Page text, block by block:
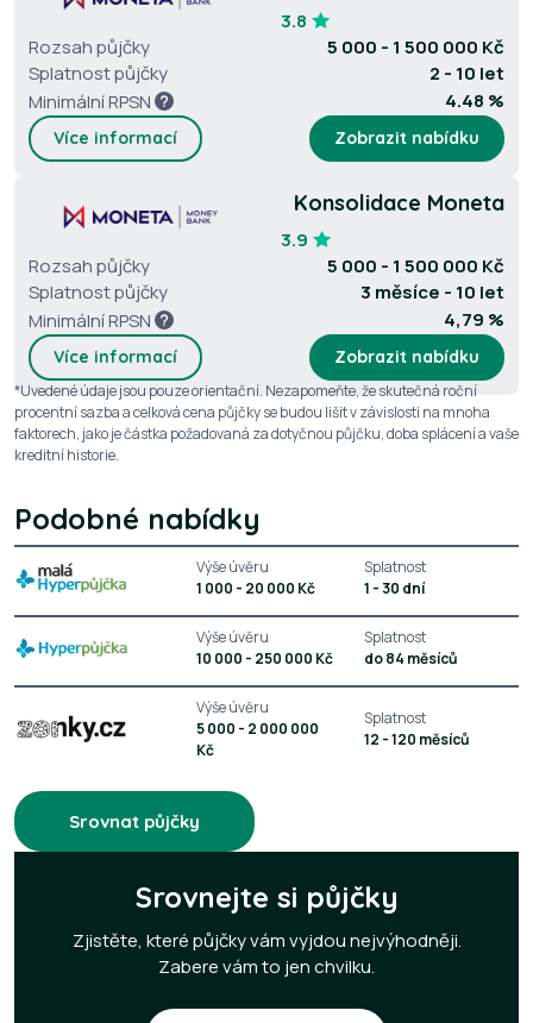
3.8
Rozsah půjčky
5 000 - 1 500 000 Kč
Splatnost půjčky
2 - 10 let
Minimální RPSN
4.48 %
Více informací Zobrazit nabídku
Konsolidace Moneta
3.9
Rozsah půjčky
5 000 - 1 500 000 Kč
Splatnost půjčky
3 měsíce - 10 let
Minimální RPSN
4,79 %
Více informací Zobrazit nabídku
*Uvedené údaje jsou pouze orientační. Nezapomeňte, že skutečná roční
procentní sazba a celková cena půjčky se budou lišit v závislosti na mnoha
faktorech, jako je částka požadovaná za dotyčnou půjčku, doba splácení a vaše
kreditní historie.
Podobné nabídky
Výše úvěru
1 000 - 20 000 Kč
Splatnost
1 - 30 dní
Výše úvěru
10 000 - 250 000 Kč
Splatnost
do 84 měsíců
Výše úvěru
5 000 - 2 000 000
Kč
Splatnost
12 - 120 měsíců
Srovnat půjčky
Srovnejte si půjčky
Zjistěte, které půjčky vám vyjdou nejvýhodněji.
Zabere vám to jen chvilku.